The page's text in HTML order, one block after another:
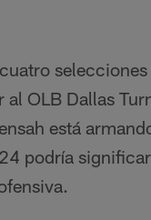
OLB Dallas
está
podría